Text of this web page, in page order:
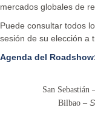
mercados globales de
Puede consultar todos
sesión de su elección a
Agenda del
San Sebastián
Bilbao –